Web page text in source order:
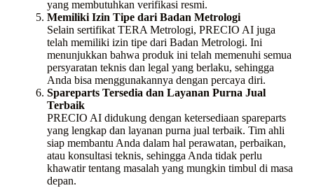
yang membutuhkan verifikasi resmi.
Memiliki Izin Tipe dari Badan Metrologi
Selain sertifikat TERA Metrologi, PRECIO AI juga
telah memiliki izin tipe dari Badan Metrologi. Ini
menunjukkan bahwa produk ini telah memenuhi semua
persyaratan teknis dan legal yang berlaku, sehingga
Anda bisa menggunakannya dengan percaya diri.
Spareparts Tersedia dan Layanan Purna Jual
Terbaik
PRECIO AI didukung dengan ketersediaan spareparts
yang lengkap dan layanan purna jual terbaik. Tim ahli
siap membantu Anda dalam hal perawatan, perbaikan,
atau konsultasi teknis, sehingga Anda tidak perlu
khawatir tentang masalah yang mungkin timbul di masa
depan.